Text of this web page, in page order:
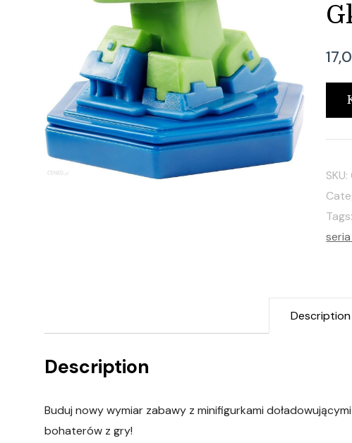
SKU:
Description
Description
Buduj nowy wymiar zabawy z minifigurkami
bohaterów z gry!